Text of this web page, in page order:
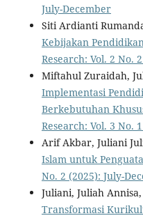
July-December
Siti Ardianti
Kebijakan
Research: Vol. 2 No.
Miftahul Zuraidah,
Implementasi
Berkebutuhan
Research: Vol. 3 No.
Arif Akbar, Juliani
Islam untuk
No. 2 (2025): July-
Juliani, Juliah
Transformasi